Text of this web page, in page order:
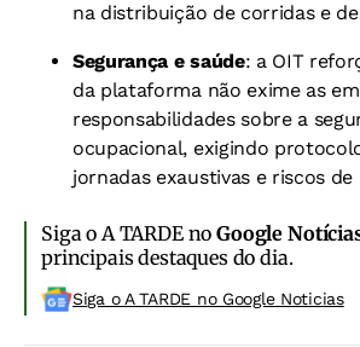
na distribuição de corridas e
Segurança e saúde: a OIT
da plataforma não exime as
responsabilidades sobre a
ocupacional, exigindo
jornadas exaustivas e riscos de
Siga o A TARDE noGoogle
principais destaques do dia.
Siga o A TARDE no Google Noticias